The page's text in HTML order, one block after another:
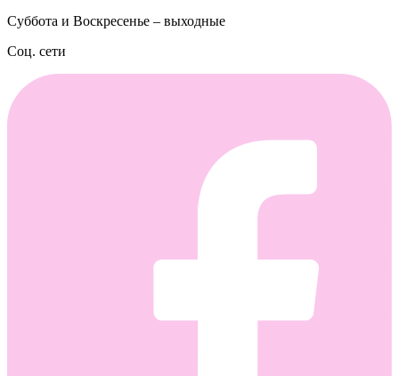
Суббота и Воскресенье – выходные
Соц. сети